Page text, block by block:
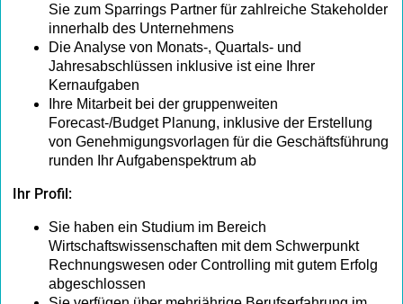
Sie zum Sparrings Partner für zahlreiche Stakeholder
innerhalb des Unternehmens
Die Analyse von Monats-, Quartals- und
Jahresabschlüssen inklusive ist eine Ihrer
Kernaufgaben
Ihre Mitarbeit bei der gruppenweiten
Forecast-/Budget Planung, inklusive der Erstellung
von Genehmigungsvorlagen für die Geschäftsführung
runden Ihr Aufgabenspektrum ab
Ihr Profil:
Sie haben ein Studium im Bereich
Wirtschaftswissenschaften mit dem Schwerpunkt
Rechnungswesen oder Controlling mit gutem Erfolg
abgeschlossen